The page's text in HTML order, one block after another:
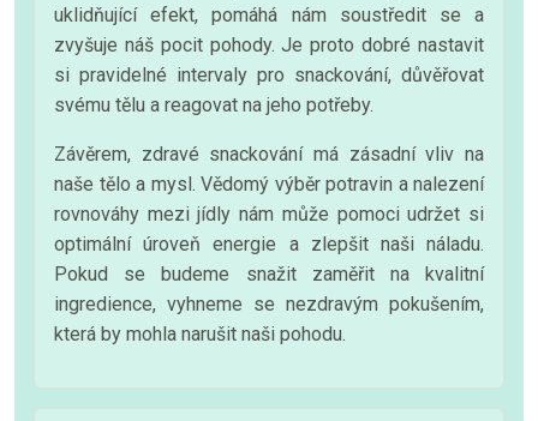
uklidňující efekt, pomáhá nám soustředit se a
zvyšuje náš pocit pohody. Je proto dobré nastavit
si pravidelné intervaly pro snackování, důvěřovat
svému tělu a reagovat na jeho potřeby.
Závěrem, zdravé snackování má zásadní vliv na
naše tělo a mysl. Vědomý výběr potravin a nalezení
rovnováhy mezi jídly nám může pomoci udržet si
optimální úroveň energie a zlepšit naši náladu.
Pokud se budeme snažit zaměřit na kvalitní
ingredience, vyhneme se nezdravým pokušením,
která by mohla narušit naši pohodu.